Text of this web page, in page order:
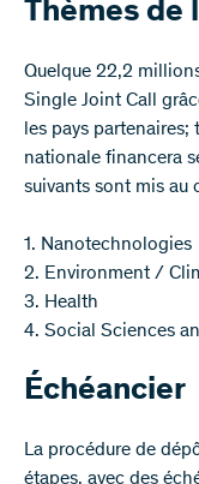
Thèmes de
Quelque 22,2
Single Joint Call
les pays
nationale financera
suivants sont mis au
1. Nanotechnologies
2. Environment /
3. Health
4. Social Sciences
Échéancier
La procédure de
étapes, avec des